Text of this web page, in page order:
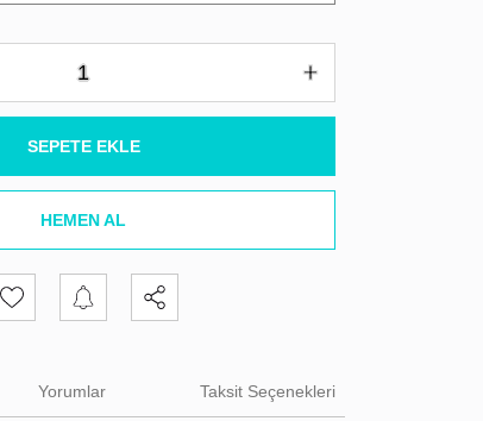
SEPETE EKLE
HEMEN AL
Yorumlar Taksit Seçenekleri